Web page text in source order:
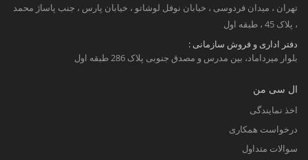
تهران ، میدان فردوسی ، خبابان نوفل لوشاتو ، خیابان پارس ، جنب پاساژ محمد
، پلاک 45 ، طبقه اول
دفتر اداری و فروش سازمانی :
بلوار میرداماد، بین مدرس و مصدق جنوبی پلاک 286 طبقه اول
ال سی من
اخذ نمایندگی
درخواست همکاری
سوالات متداول